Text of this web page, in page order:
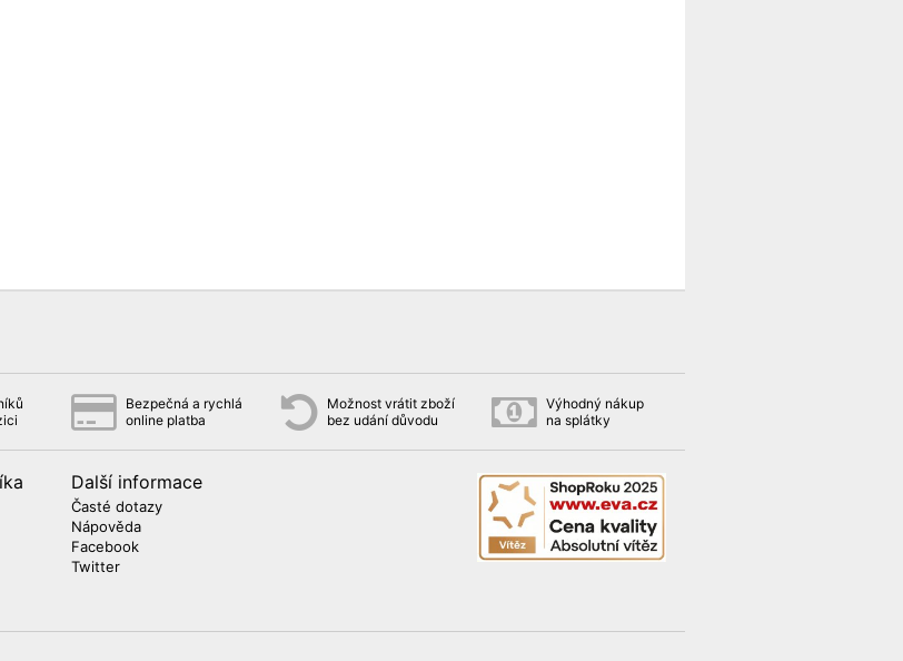
Bezpečná a rychlá
online platba
Možnost vrátit zboží
bez udání důvodu
Výhodný nákup
na splátky
Další informace
Časté dotazy
Nápověda
Facebook
Twitter